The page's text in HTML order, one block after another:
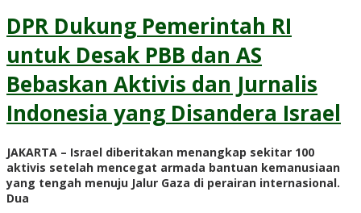
DPR Dukung Pemerintah RI
untuk Desak PBB dan AS
Bebaskan Aktivis dan Jurnalis
Indonesia yang Disandera Israel
JAKARTA – Israel diberitakan menangkap sekitar 100
aktivis setelah mencegat armada bantuan kemanusiaan
yang tengah menuju Jalur Gaza di perairan internasional.
Dua